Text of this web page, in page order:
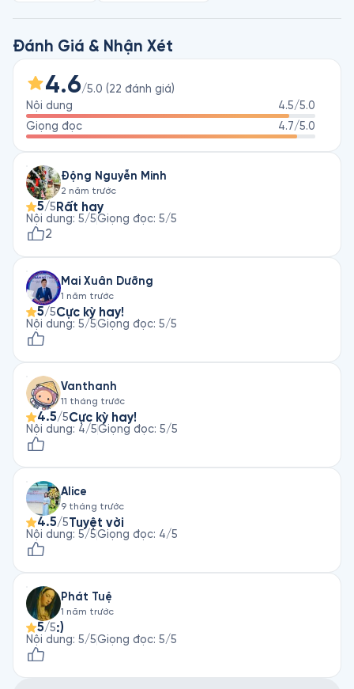
Đánh Giá & Nhận Xét
4.6/5.0 (22 đánh giá)
Nội dung
4.5/5.0
Giọng đọc
4.7/5.0
Động Nguyễn Minh
2 năm trước
5/5 Rất hay
Nội dung: 5/5Giọng đọc: 5/5
2
Mai Xuân Dưỡng
1 năm trước
5/5Cực kỳ hay!
Nội dung: 5/5Giọng đọc: 5/5
Vanthanh
11 tháng trước
4.5/5Cực kỳ hay!
Nội dung: 4/5Giọng đọc: 5/5
Alice
9 tháng trước
4.5/5Tuyệt vời
Nội dung: 5/5Giọng đọc: 4/5
Phát Tuệ
1 năm trước
5/5:)
Nội dung: 5/5Giọng đọc: 5/5